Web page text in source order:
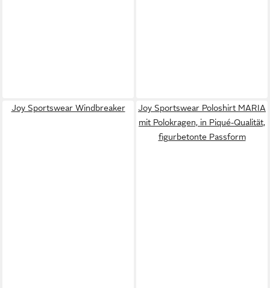
Joy Sportswear Windbreaker
Joy Sportswear Poloshirt MARIA
mit Polokragen, in Piqué-Qualität,
figurbetonte Passform